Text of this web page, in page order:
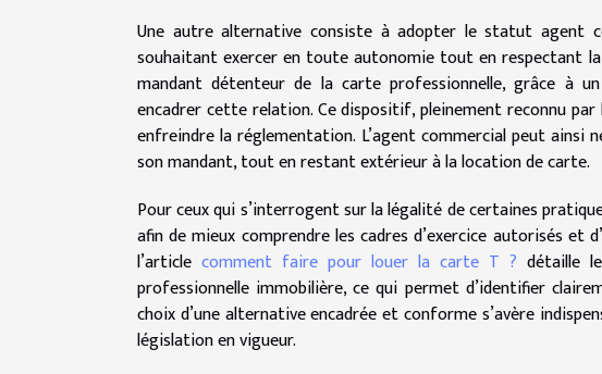
Une autre alternative consiste à adopter le statut agent
souhaitant exercer en toute autonomie tout en respectant
mandant détenteur de la carte professionnelle, grâce à
encadrer cette relation. Ce dispositif, pleinement reconnu
enfreindre la réglementation. L’agent commercial peut
son mandant, tout en restant extérieur à la location de carte.
Pour ceux qui s’interrogent sur la légalité de certaines
afin de mieux comprendre les cadres d’exercice autorisés et
l’article comment faire pour louer la carte T ? détaille
professionnelle immobilière, ce qui permet d’identifier
choix d’une alternative encadrée et conforme s’avère
législation en vigueur.